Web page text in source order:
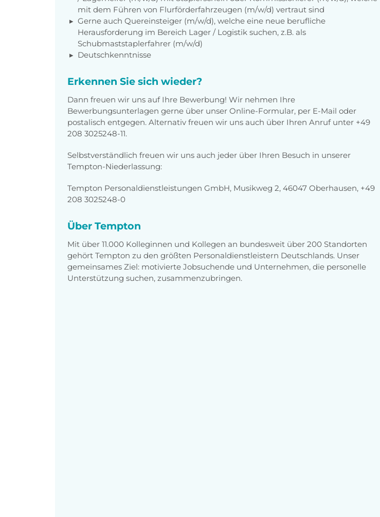
mit dem Führen von Flurförderfahrzeugen (m/w/d) vertraut sind
Gerne auch Quereinsteiger (m/w/d), welche eine neue berufliche
Herausforderung im Bereich Lager / Logistik suchen, z.B. als
Schubmaststaplerfahrer (m/w/d)
Deutschkenntnisse
Erkennen Sie sich wieder?
Dann freuen wir uns auf Ihre Bewerbung! Wir nehmen Ihre
Bewerbungsunterlagen gerne über unser Online-Formular, per E-Mail oder
postalisch entgegen. Alternativ freuen wir uns auch über Ihren Anruf unter +49
208 3025248-11.
Selbstverständlich freuen wir uns auch jeder über Ihren Besuch in unserer
Tempton-Niederlassung:
Tempton Personaldienstleistungen GmbH, Musikweg 2, 46047 Oberhausen, +49
208 3025248-0
Über Tempton
Mit über 11.000 Kolleginnen und Kollegen an bundesweit über 200 Standorten
gehört Tempton zu den größten Personaldienstleistern Deutschlands. Unser
gemeinsames Ziel: motivierte Jobsuchende und Unternehmen, die personelle
Unterstützung suchen, zusammenzubringen.